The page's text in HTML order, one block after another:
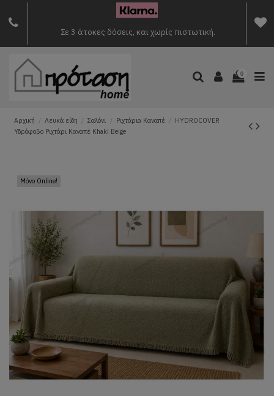
Σε 3 άτοκες δόσεις, και χωρίς πιστωτική.
0
Αρχική Λευκά είδη Σαλόνι Ριχτάρια Καναπέ
HYDROCOVER
Υδρόφοβο Ριχτάρι Καναπέ Khaki Beige
Μόνο Online!